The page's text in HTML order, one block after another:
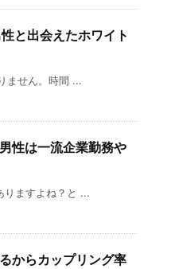
と出会えたホワイト
ません。時間 ...
性は一流企業勤務や
りますよね？と ...
からカップリング率